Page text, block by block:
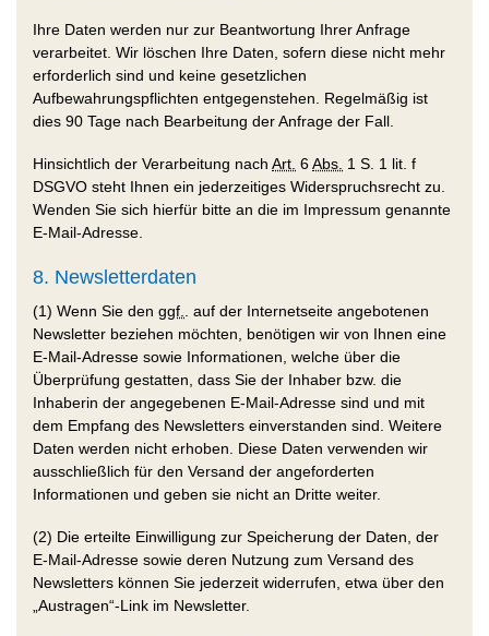
Ihre Daten werden nur zur Beantwortung Ihrer Anfrage
verarbeitet. Wir löschen Ihre Daten, sofern diese nicht mehr
erforderlich sind und keine gesetzlichen
Aufbewahrungspflichten entgegenstehen. Regelmäßig ist
dies 90 Tage nach Bearbeitung der Anfrage der Fall.
Hinsichtlich der Verarbeitung nach Art. 6Abs. 1 S. 1 lit. f
DSGVO steht Ihnen ein jederzeitiges Widerspruchsrecht zu.
Wenden Sie sich hierfür bitte an die im Impressum genannte
E-Mail-Adresse.
8. Newsletterdaten
(1) Wenn Sie den ggf.
. auf der Internetseite angebotenen
Newsletter beziehen möchten, benötigen wir von Ihnen eine
E-Mail-Adresse sowie Informationen, welche über die
Überprüfung gestatten, dass Sie der Inhaber bzw. die
Inhaberin der angegebenen E-Mail-Adresse sind und mit
dem Empfang des Newsletters einverstanden sind. Weitere
Daten werden nicht erhoben. Diese Daten verwenden wir
ausschließlich für den Versand der angeforderten
Informationen und geben sie nicht an Dritte weiter.
(2) Die erteilte Einwilligung zur Speicherung der Daten, der
E-Mail-Adresse sowie deren Nutzung zum Versand des
Newsletters können Sie jederzeit widerrufen, etwa über den
„Austragen“-Link im Newsletter.